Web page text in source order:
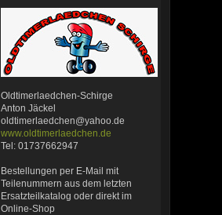
Oldtimerlaedchen-Schirge
Anton Jäckel
oldtimerlaedchen@yahoo.de
www.oldtimerlaedchen.de
Tel: 01737662947
Bestellungen per E-Mail mit
Teilenummern aus dem letzten
Ersatzteilkatalog oder direkt im
Online-Shop